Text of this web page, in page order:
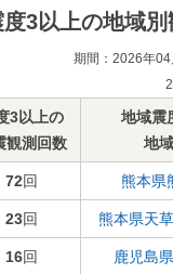
度3以上の地域
期間：2026年
3以上の
観測回数
地域震
地域
72回 熊本県
23回 熊本県天
16回 鹿児島